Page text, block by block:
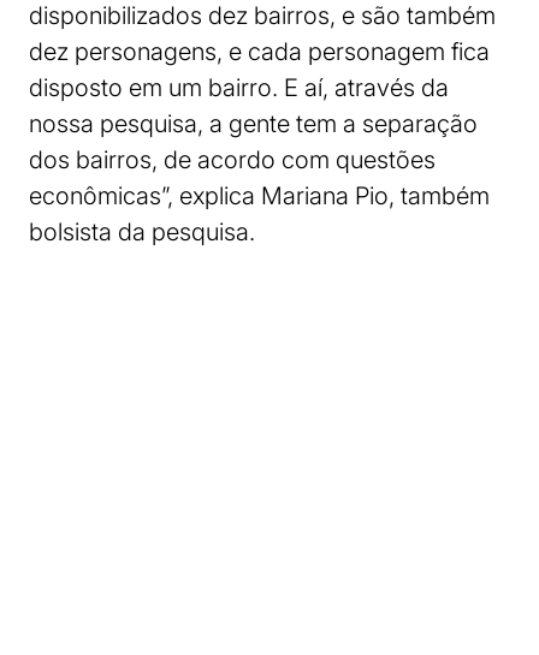
disponibilizados dez bairros, e são também
dez personagens, e cada personagem fica
disposto em um bairro. E aí, através da
nossa pesquisa, a gente tem a separação
dos bairros, de acordo com questões
econômicas”, explica Mariana Pio, também
bolsista da pesquisa.